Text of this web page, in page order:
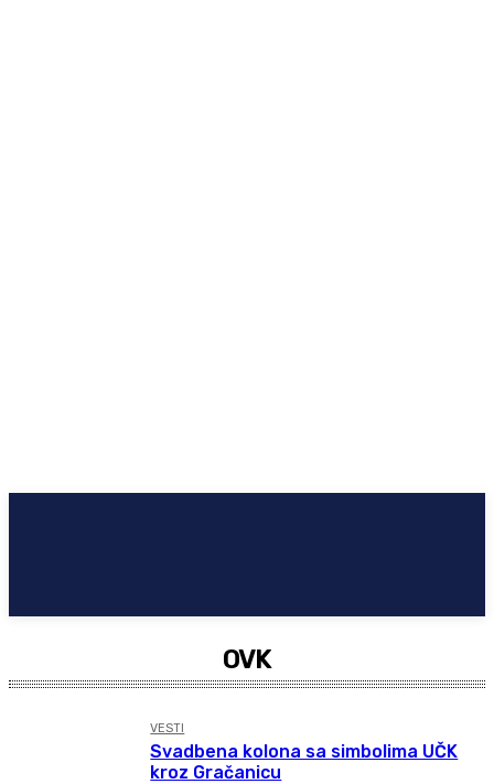
OVK
VESTI
Svadbena kolona sa simbolima UČK
kroz Gračanicu